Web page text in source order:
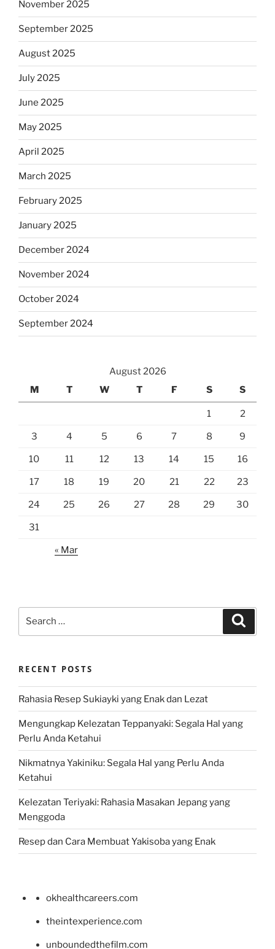
November 2025
September 2025
August 2025
July 2025
June 2025
May 2025
April 2025
March 2025
February 2025
January 2025
December 2024
November 2024
October 2024
September 2024
August 2026
M
T W T F S S
1 2
3 4 5 6 7 8 9
10 11 12 13 14 15 16
17 18 19 20 21 22 23
24 25 26 27 28 29 30
31
« Mar
RECENT POSTS
Rahasia Resep Sukiayki yang Enak dan Lezat
Mengungkap Kelezatan Teppanyaki: Segala Hal yang
Perlu Anda Ketahui
Nikmatnya Yakiniku: Segala Hal yang Perlu Anda
Ketahui
Kelezatan Teriyaki: Rahasia Masakan Jepang yang
Menggoda
Resep dan Cara Membuat Yakisoba yang Enak
okhealthcareers.com
theintexperience.com
unboundedthefilm.com